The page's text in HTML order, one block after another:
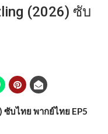
(2026) ซับ
ซับไทย พากย์ไทย EP5